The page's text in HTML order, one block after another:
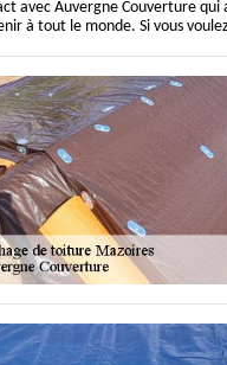
avec Auvergne Couverture
à tout le monde. Si vous